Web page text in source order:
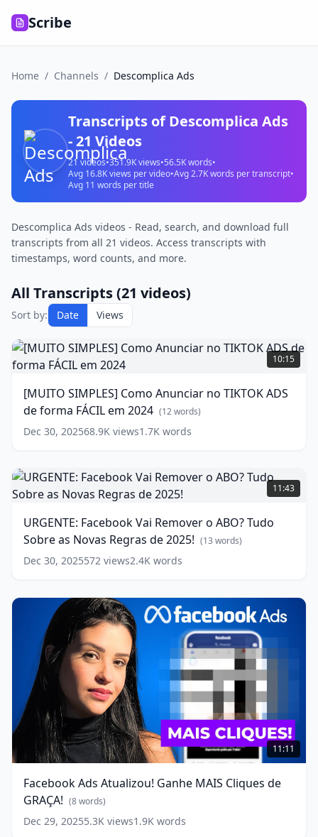
Scribe
Home / Channels / Descomplica Ads
Transcripts ofDescomplica Ads
-21 Videos
21videos•351.9Kviews•56.5Kwords•
Avg 16.8Kviews per video•Avg2.7Kwords per transcript•
Avg 11 words per title
Descomplica Ads videos - Read, search, and download full
transcripts from all 21 videos. Access transcripts with
timestamps, word counts, and more.
All Transcripts (21 videos)
Sort by: Date
Views
[MUITO
SIMPLES]
Como
no
TIKTOK
ADS
de
FÁCIL
em
2024 (12
10:15
[MUITO SIMPLES] Como Anunciar no TIKTOK ADS
de forma FÁCIL em 2024 (12words)
Dec 30, 202568.9K views1.7K words
URGENTE:
Facebook
Vai
o
ABO?
Tudo
Sobre
Novas
Regras
2025!
13
words)
11:43
URGENTE: Facebook Vai Remover o ABO? Tudo
Sobre as Novas Regras de 2025! (13 words)
Dec 30, 2025572 views2.4K words
Facebook
Ads
Atualizou!
MAIS
Cliques
de
GRAÇA!
11:11
Facebook Ads Atualizou! Ganhe MAIS Cliques de
GRAÇA! (8words)
Dec 29, 20255.3K views1.9K words